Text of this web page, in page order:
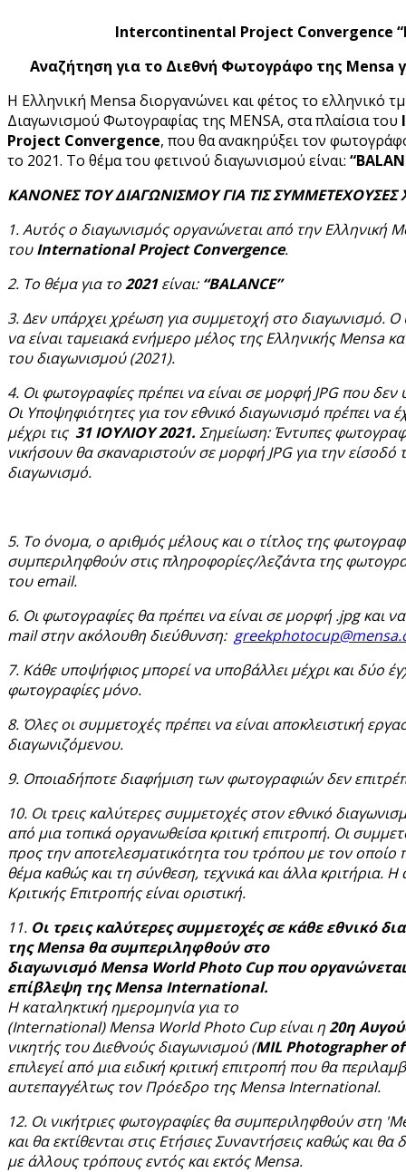
Intercontinental Project Convergence
Αναζήτηση για το Διεθνή Φωτογράφο της Mensa
Η Ελληνική Mensa διοργανώνει και φέτος το ελληνικό
Διαγωνισμού Φωτογραφίας της MENSA, στα πλαίσια του
Project Convergence, που θα ανακηρύξει τον
το 2021. Το θέμα του φετινού διαγωνισμού είναι:
ΚΑΝΟΝΕΣ ΤΟΥ ΔΙΑΓΩΝΙΣΜΟΥ ΓΙΑ ΤΙΣ ΣΥΜΜΕΤΕΧΟΥΣΕΣ
1. Αυτός ο διαγωνισμός οργανώνεται από την Ελληνική
τουInternational Project Convergence.
2. Το θέμα για το2021 είναι: “BALANCE”
3. Δεν υπάρχει χρέωση για συμμετοχή στο διαγωνισμό.
να είναι ταμειακά ενήμερο μέλος της Ελληνικής Mensa
του διαγωνισμού (2021).
4. Οι φωτογραφίες πρέπει να είναι σε μορφή JPG που δεν
Οι Υποψηφιότητες για τον εθνικό διαγωνισμό πρέπει να
μέχρι τις 31 ΙΟΥΛΙΟΥ 2021. Σημείωση: Έντυπες
νικήσουν θα σκαναριστούν σε μορφή JPG για την είσοδό
διαγωνισμό.
5. Το όνομα, ο αριθμός μέλους και ο τίτλος της
συμπεριληφθούν στις πληροφορίες/λεζάντα της
του email.
6. Οι φωτογραφίες θα πρέπει να είναι σε μορφή .jpgκαι
mailστην ακόλουθη διεύθυνση:
7. Κάθε υποψήφιος μπορεί να υποβάλλει μέχρι και δύο
φωτογραφίες μόνο.
8. Όλες οι συμμετοχές πρέπει να είναι αποκλειστική
διαγωνιζόμενου.
9. Οποιαδήποτε διαφήμιση των φωτογραφιών δεν
10. Οι τρεις καλύτερες συμμετοχές στον εθνικό
από μια τοπικά οργανωθείσα κριτική επιτροπή. Οι
προς την αποτελεσματικότητα του τρόπου με τον
θέμα καθώς και τη σύνθεση, τεχνικά και άλλα κριτήρια.
Κριτικής Επιτροπής είναι οριστική.
11. Οι τρεις καλύτερες συμμετοχές σε κάθε εθνικό
της Mensa θα συμπεριληφθούν στο
διαγωνισμό Mensa World Photo Cup που
επίβλεψη της Mensa International.
Η καταληκτική ημερομηνία για το
(International) Mensa World Photo Cupείναι η20η
νικητής του Διεθνούς διαγωνισμού (MIL Photographer
επιλεγεί από μια ειδική κριτική επιτροπή που θα
αυτεπαγγέλτως τον Πρόεδρο της Mensa International.
12. Οι νικήτριες φωτογραφίες θα συμπεριληφθούν στη
και θα εκτίθενται στις Ετήσιες Συναντήσεις καθώς και
με άλλους τρόπους εντός και εκτός Mensa.